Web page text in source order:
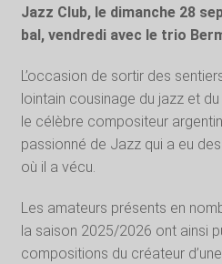
Jazz Club, le dimanche 28
bal, vendredi avec le trio
L’occasion de sortir des
lointain cousinage du jazz et
le célèbre compositeur
passionné de Jazz qui a eu
où il a vécu.
Les amateurs présents en
la saison 2025/2026 ont ainsi
compositions du créateur